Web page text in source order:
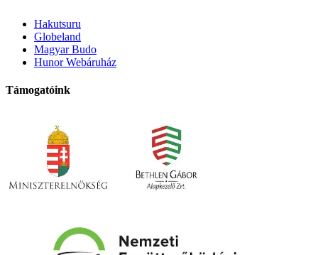
Hakutsuru
Globeland
Magyar Budo
Hunor Webáruház
Támogatóink